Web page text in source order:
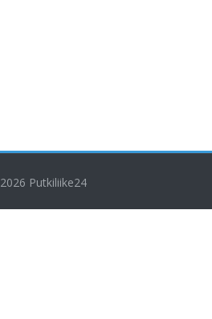
Putkiliike24